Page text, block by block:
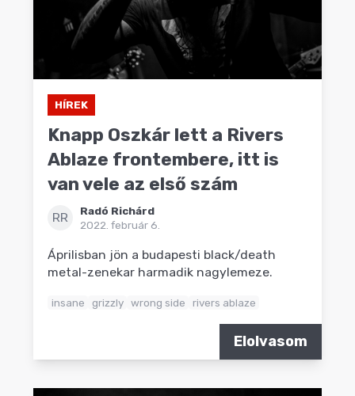
HÍREK
Knapp Oszkár lett a Rivers
Ablaze frontembere, itt is
van vele az első szám
RR
Radó Richárd
2022. február 6.
Áprilisban jön a budapesti black/death
metal-zenekar harmadik nagylemeze.
insane grizzly wrong side rivers ablaze
Elolvasom